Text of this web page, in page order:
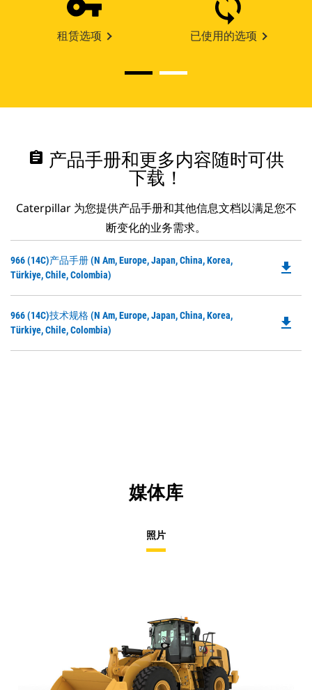
租赁选项 已使用的选项
assignment 产品手册和更多内容随时可供
下载！
Caterpillar 为您提供产品手册和其他信息文档以满足您不
断变化的业务需求。
966 (14C)产品手册 (N Am, Europe, Japan, China, Korea,
Türkiye, Chile, Colombia)
file_download
966 (14C)技术规格 (N Am, Europe, Japan, China, Korea,
Türkiye, Chile, Colombia)
file_download
媒体库
照片